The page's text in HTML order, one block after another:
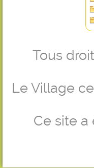
Tous
Le Village
Ce site